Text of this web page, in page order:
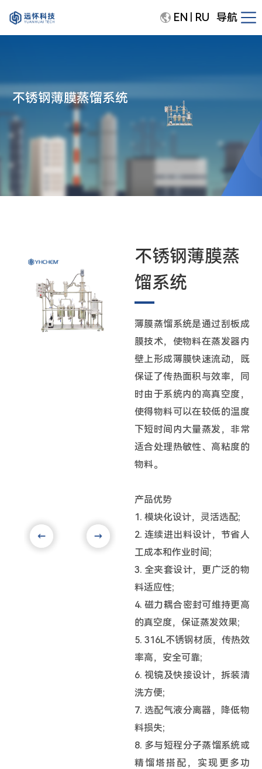
EN RU 导航
不锈钢薄膜蒸馏系统
不锈钢薄膜蒸
馏系统
薄膜蒸馏系统是通过刮板成
膜技术，使物料在蒸发器内
壁上形成薄膜快速流动，既
保证了传热面积与效率，同
时由于系统内的高真空度，
使得物料可以在较低的温度
下短时间内大量蒸发，非常
适合处理热敏性、高粘度的
物料。
产品优势
1. 模块化设计，灵活选配;
2. 连续进出料设计，节省人
工成本和作业时间;
3. 全夹套设计，更广泛的物
料适应性;
4. 磁力耦合密封可维持更高
的真空度，保证蒸发效果;
5. 316L不锈钢材质，传热效
率高，安全可靠;
6. 视镜及快接设计，拆装清
洗方便;
7. 选配气液分离器，降低物
料损失;
8. 多与短程分子蒸馏系统或
精馏塔搭配，实现更多功